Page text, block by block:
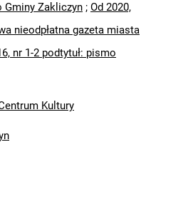
nieodpłatna
gminy Zakliczyn. 2024,
Zakliczyn. 2024,
nieodpłatna
Zakliczyn. 2024,
nieodpłatna
Gminy Zakliczyn ; Od 2020,
nieodpłatna gazeta miasta
nr 1-2 podtytuł: pismo
Kultury